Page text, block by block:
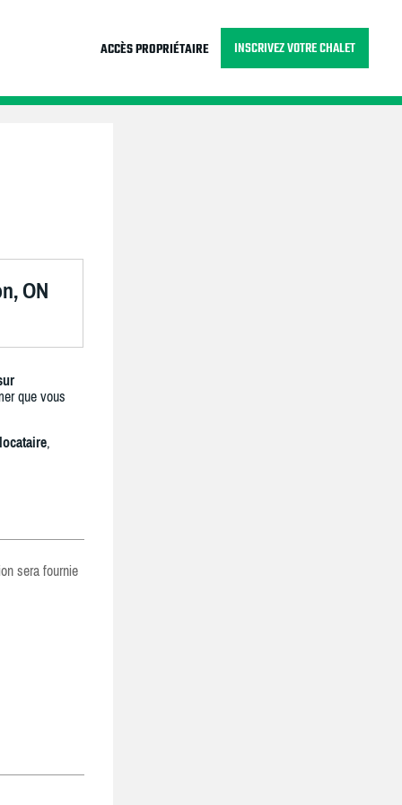
ACCÈS PROPRIÉTAIRE INSCRIVEZ VOTRE CHALET
ON
que vous
,
sera fournie